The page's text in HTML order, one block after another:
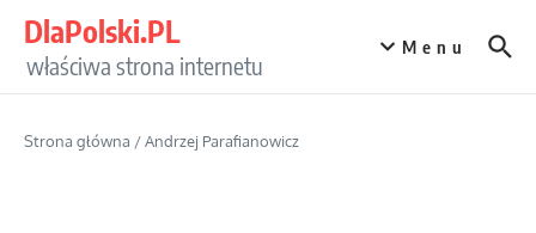
DlaPolski.PL
właściwa strona internetu
Menu
Strona główna /Andrzej Parafianowicz